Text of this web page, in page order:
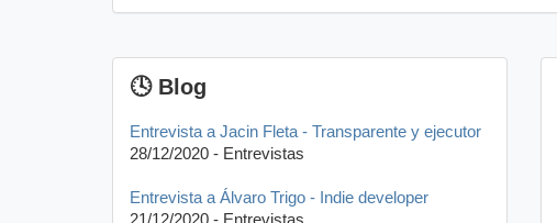
🕓 Blog
Entrevista a Jacin Fleta - Transparente y ejecutor
28/12/2020 - Entrevistas
Entrevista a Álvaro Trigo - Indie developer